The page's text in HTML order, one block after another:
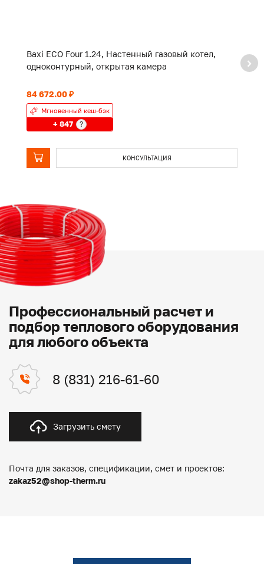
Baxi ECO Four 1.24, Настенный газовый котел,
одноконтурный, открытая камера
84 672.00 ₽
Мгновенный кеш-бэк
+ 847 ?
КОНСУЛЬТАЦИЯ
Профессиональный расчет и
подбор теплового оборудования
для любого объекта
8 (831) 216-61-60
Загрузить смету
Почта для заказов, спецификации, смет и проектов:
zakaz52@shop-therm.ru